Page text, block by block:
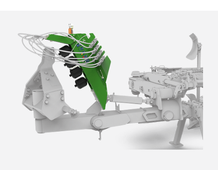
deuxième vérin hydraulique reporte du poids
sur l’essieu arrière. La force de traction est ainsi
maximale et la consommation de carburant
réduite.